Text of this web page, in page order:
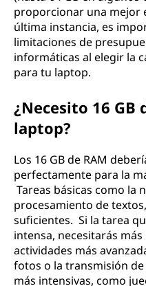
proporcionar una mejor
última instancia, es
limitaciones de
informáticas al elegir la
para tu laptop.
¿Necesito 16 GB
laptop?
Los 16 GB de RAM
perfectamente para la
Tareas básicas como la
procesamiento de
suficientes. Si la tarea
intensa, necesitarás
actividades más
fotos o la transmisión
más intensivas, como